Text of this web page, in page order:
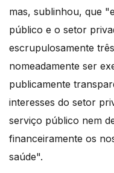
mas, sublinhou, que
público e o setor
escrupulosamente
nomeadamente ser
publicamente
interesses do setor
serviço público nem
financeiramente os
saúde".